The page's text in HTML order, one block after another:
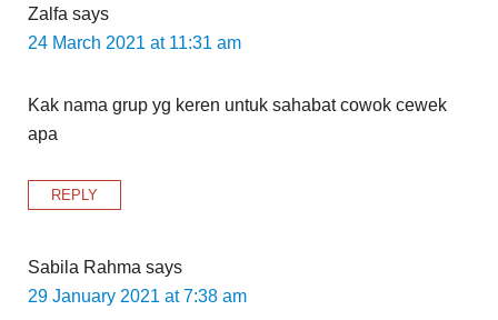
Zalfa says
24 March 2021 at 11:31 am
Kak nama grup yg keren untuk sahabat cowok cewek
apa
REPLY
Sabila Rahma says
29 January 2021 at 7:38 am